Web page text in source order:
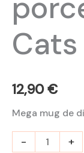
12,90€
Mega mug de
-
Cats
2
cantidad
+